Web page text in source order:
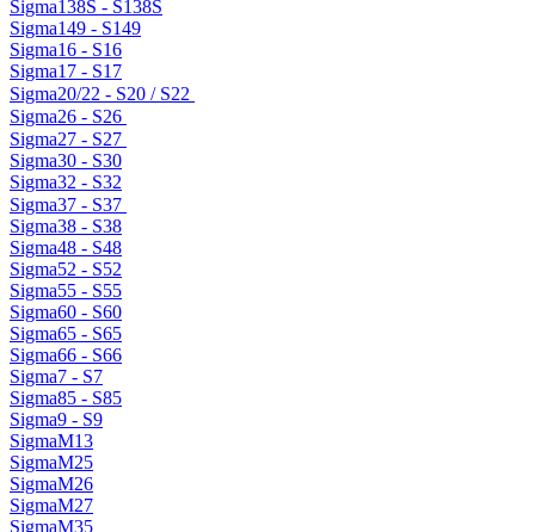
Sigma138S - S138S
Sigma149 - S149
Sigma16 - S16
Sigma17 - S17
Sigma20/22 - S20 / S22
Sigma26 - S26
Sigma27 - S27
Sigma30 - S30
Sigma32 - S32
Sigma37 - S37
Sigma38 - S38
Sigma48 - S48
Sigma52 - S52
Sigma55 - S55
Sigma60 - S60
Sigma65 - S65
Sigma66 - S66
Sigma7 - S7
Sigma85 - S85
Sigma9 - S9
SigmaM13
SigmaM25
SigmaM26
SigmaM27
SigmaM35